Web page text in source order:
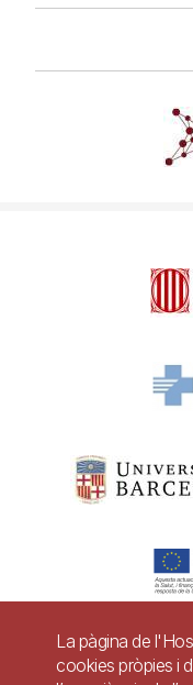
La pàgina de
cookies pròpies i